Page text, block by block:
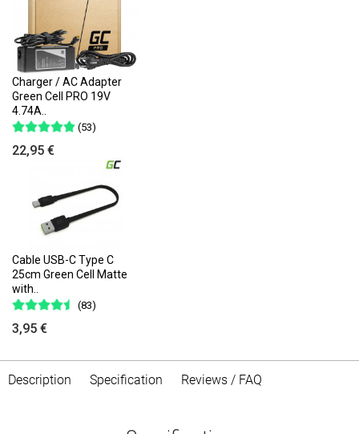
Charger / AC Adapter
Green Cell PRO 19V
4.74A..
(53)
22,95 €
Cable USB-C Type C
25cm Green Cell Matte
with..
(83)
3,95 €
Description Specification Reviews / FAQ